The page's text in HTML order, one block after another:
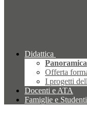
Didattica
Panoramica
Offerta
I progetti
Docenti e ATA
Famiglie e Studenti